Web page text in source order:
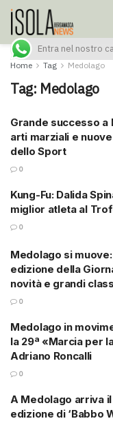
Home Tag Medolago
Tag: Medolago
Grande successo a
arti marziali e
dello Sport
0
Kung-Fu: Dalida
miglior atleta al
0
Medolago si
edizione della
novità e grandi
0
Medolago in
la 29ª «Marcia per
Adriano Roncalli
0
A Medolago arriva
edizione di ‘Babbo
Entra nel nostro